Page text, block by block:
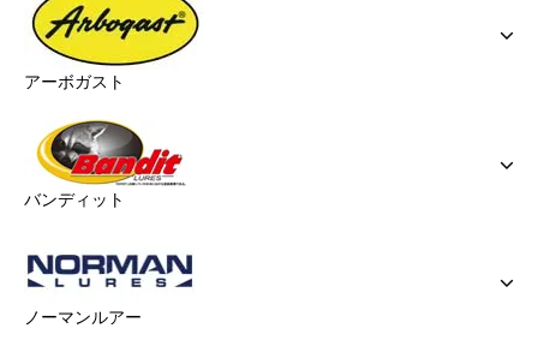
アーボガスト
バンディット
ノーマンルアー